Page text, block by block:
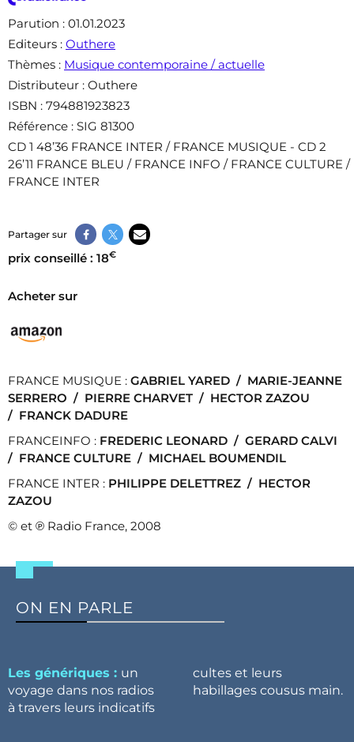
Parution : 01.01.2023
Editeurs : Outhere
Thèmes : Musique contemporaine / actuelle
Distributeur : Outhere
ISBN : 794881923823
Référence : SIG 81300
CD 1 48’36 FRANCE INTER / FRANCE MUSIQUE - CD 2
26’11 FRANCE BLEU / FRANCE INFO / FRANCE CULTURE /
FRANCE INTER
Partager sur
prix conseillé : 18€
Acheter sur
FRANCE MUSIQUE : GABRIEL YARED / MARIE-JEANNE
SERRERO / PIERRE CHARVET / HECTOR ZAZOU
/ FRANCK DADURE
FRANCEINFO : FREDERIC LEONARD / GERARD CALVI
/ FRANCE CULTURE / MICHAEL BOUMENDIL
FRANCE INTER : PHILIPPE DELETTREZ / HECTOR
ZAZOU
© et ℗ Radio France, 2008
ON EN PARLE
Les génériques : un
voyage dans nos radios
à travers leurs indicatifs
cultes et leurs
habillages cousus main.